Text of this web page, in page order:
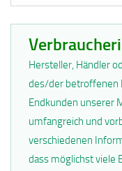
Hersteller, Händler
des/der betroffenen
Endkunden unserer
umfangreich und
verschiedenen
dass möglichst viele